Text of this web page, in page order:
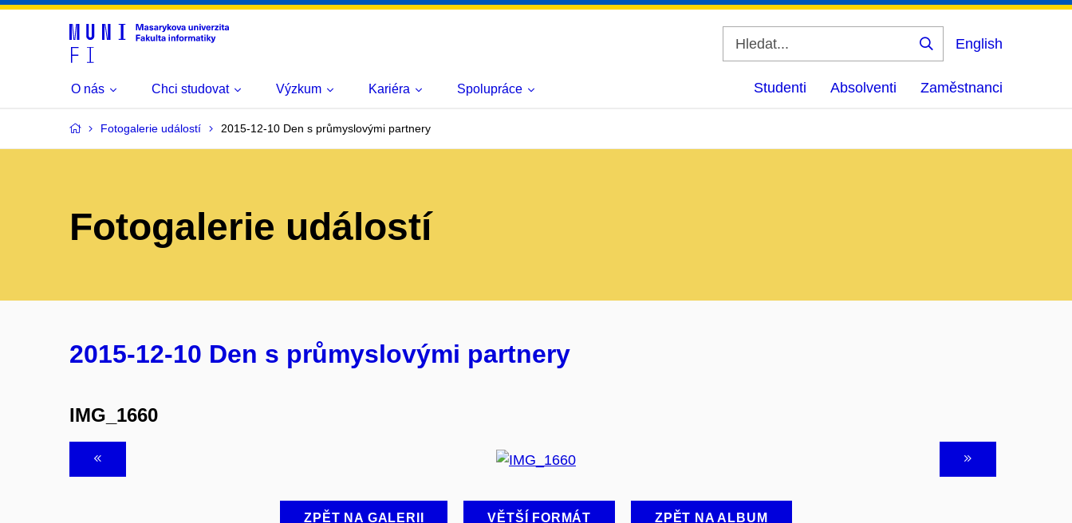
Vyhledat
English
O nás Chci studovat Výzkum Kariéra Spolupráce Studenti Absolventi Zaměstnanci
Fotogalerie událostí 2015-12-10 Den s průmyslovými partnery
Fotogalerie událostí
2015-12-10 Den s průmyslovými partnery
IMG_1660
ZPĚT NA GALERII VĚTŠÍ FORMÁT ZPĚT NA ALBUM